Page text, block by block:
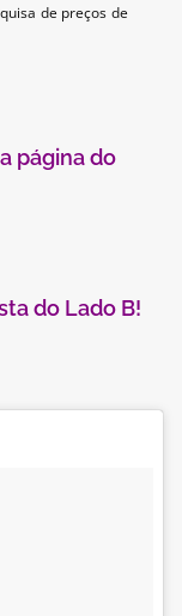
de preços de
página do
do Lado B!